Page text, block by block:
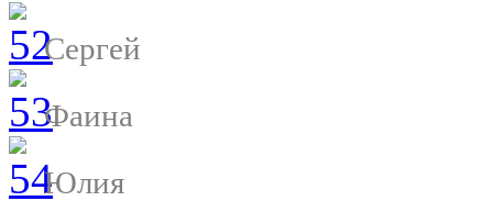
Сергей
Фаина
Юлия